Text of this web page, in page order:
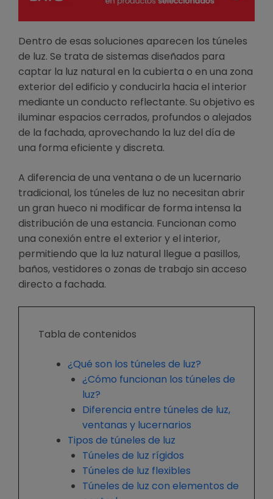
Dentro de esas soluciones aparecen los túneles
de luz. Se trata de sistemas diseñados para
captar la luz natural en la cubierta o en una zona
exterior del edificio y conducirla hacia el interior
mediante un conducto reflectante. Su objetivo es
iluminar espacios cerrados, profundos o alejados
de la fachada, aprovechando la luz del día de
una forma eficiente y discreta.
A diferencia de una ventana o de un lucernario
tradicional, los túneles de luz no necesitan abrir
un gran hueco ni modificar de forma intensa la
distribución de una estancia. Funcionan como
una conexión entre el exterior y el interior,
permitiendo que la luz natural llegue a pasillos,
baños, vestidores o zonas de trabajo sin acceso
directo a fachada.
Tabla de contenidos
¿Qué son los túneles de luz?
¿Cómo funcionan los túneles de
luz?
Diferencia entre túneles de luz,
ventanas y lucernarios
Tipos de túneles de luz
Túneles de luz rígidos
Túneles de luz flexibles
Túneles de luz con elementos de